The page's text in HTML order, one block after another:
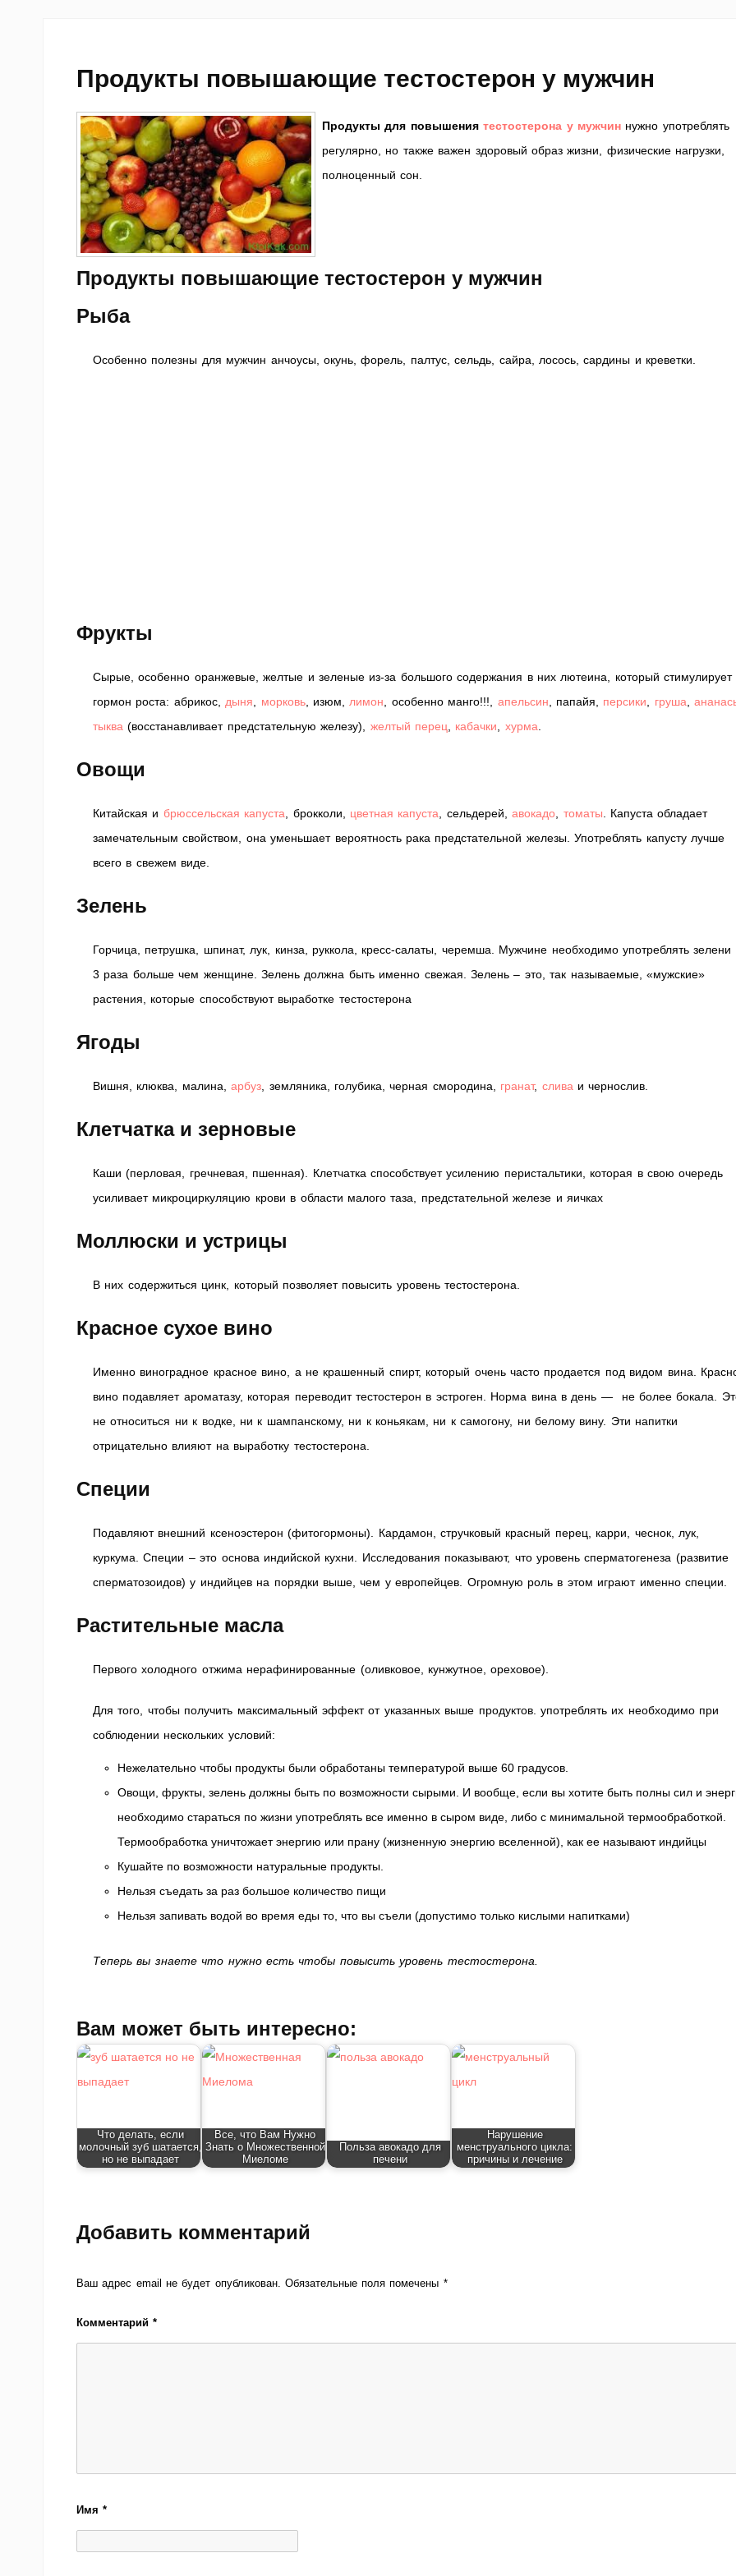
Продукты повышающие тестостерон у мужчин
Продукты для повышениятестостерона у мужчин нужно употреблять
регулярно, но также важен здоровый образ жизни, физические нагрузки,
полноценный сон.
Продукты повышающие тестостерон у мужчин
Рыба
Особенно полезны для мужчин анчоусы, окунь, форель, палтус, сельдь, сайра, лосось, сардины и креветки.
Фрукты
Сырые, особенно оранжевые, желтые и зеленые из-за большого содержания в них лютеина, который стимулирует
гормон роста: абрикос, дыня морковь, изюм, лимон , особенно манго!!!, апельсин , папайя, персики груша ,
тыква (восстанавливает предстательную железу), желтый перец кабачки хурма
Овощи
Китайская и брюссельская капуста , брокколи, цветная капуста , сельдерей,авокадо томаты . Капуста обладает
замечательным свойством, она уменьшает вероятность рака предстательной железы. Употреблять капусту лучше
всего в свежем виде.
Зелень
Горчица, петрушка, шпинат, лук, кинза, руккола, кресс-салаты, черемша. Мужчине необходимо употреблять зелени
3 раза больше чем женщине. Зелень должна быть именно свежая. Зелень – это, так называемые, «мужские»
растения, которые способствуют выработке тестостерона
Ягоды
Вишня, клюква, малина,арбуз , земляника, голубика, черная смородина, гранат, слива и чернослив.
Клетчатка и зерновые
Каши (перловая, гречневая, пшенная). Клетчатка способствует усилению перистальтики, которая в свою очередь
усиливает микроциркуляцию крови в области малого таза, предстательной железе и яичках
Моллюски и устрицы
В них содержиться цинк, который позволяет повысить уровень тестостерона.
Красное сухое вино
Именно виноградное красное вино, а не крашенный спирт, который очень часто продается под видом вина.
вино подавляет ароматазу, которая переводит тестостерон в эстроген. Норма вина в день — не более бокала.
не относиться ни к водке, ни к шампанскому, ни к коньякам, ни к самогону, ни белому вину. Эти напитки
отрицательно влияют на выработку тестостерона.
Специи
Подавляют внешний ксеноэстерон (фитогормоны). Кардамон, стручковый красный перец, карри, чеснок, лук,
куркума. Специи – это основа индийской кухни. Исследования показывают, что уровень сперматогенеза (развитие
сперматозоидов) у индийцев на порядки выше, чем у европейцев. Огромную роль в этом играют именно специи.
Растительные масла
Первого холодного отжима нерафинированные (оливковое, кунжутное, ореховое).
Для того, чтобы получить максимальный эффект от указанных выше продуктов. употреблять их необходимо при
соблюдении нескольких условий:
Нежелательно чтобы продукты были обработаны температурой выше 60 градусов.
Овощи, фрукты, зелень должны быть по возможности сырыми. И вообще, если вы хотите быть полны сил и
необходимо стараться по жизни употреблять все именно в сыром виде, либо с минимальной термообработкой.
Термообработка уничтожает энергию или прану (жизненную энергию вселенной), как ее называют индийцы
Кушайте по возможности натуральные продукты.
Нельзя съедать за раз большое количество пищи
Нельзя запивать водой во время еды то, что вы съели (допустимо только кислыми напитками)
Теперь вы знаете что нужно есть чтобы повысить уровень тестостерона.
Вам может быть интересно:
Что делать, если
молочный зуб шатается,
но не выпадает
Все, что Вам Нужно
Знать о Множественной
Миеломе
Польза авокадо для
печени
Нарушение
менструального цикла:
причины и лечение
Добавить комментарий
Ваш адрес email не будет опубликован. Обязательные поля помечены *
Комментарий*
Имя*